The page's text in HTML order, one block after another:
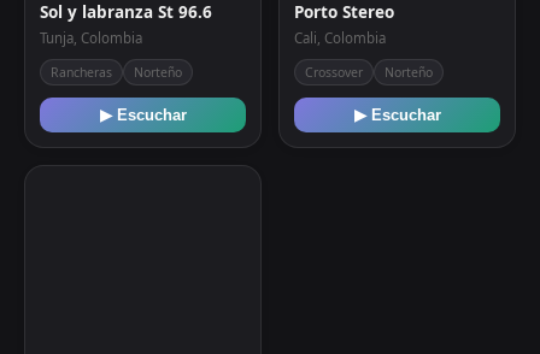
Sol y labranza St 96.6
Tunja, Colombia
Rancheras Norteño
▶ Escuchar
Porto Stereo
Cali, Colombia
Crossover Norteño
▶ Escuchar